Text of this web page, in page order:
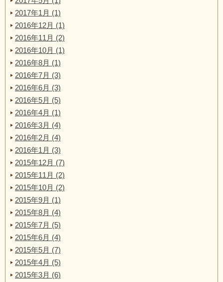
2017年1月 (1)
2016年12月 (1)
2016年11月 (2)
2016年10月 (1)
2016年8月 (1)
2016年7月 (3)
2016年6月 (3)
2016年5月 (5)
2016年4月 (1)
2016年3月 (4)
2016年2月 (4)
2016年1月 (3)
2015年12月 (7)
2015年11月 (2)
2015年10月 (2)
2015年9月 (1)
2015年8月 (4)
2015年7月 (5)
2015年6月 (4)
2015年5月 (7)
2015年4月 (5)
2015年3月 (6)